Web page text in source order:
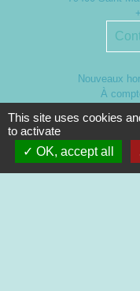
Nouveaux
À
Mercredi
This site uses cookies
to activate
OK, accept all